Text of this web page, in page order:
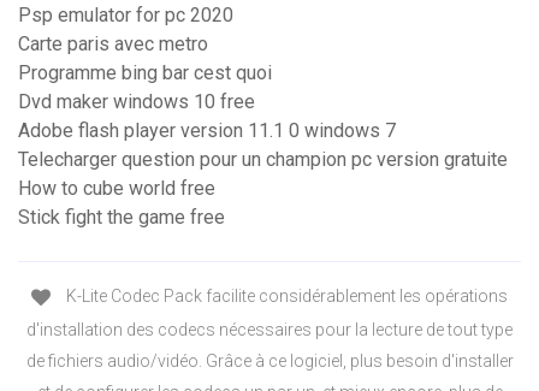
Psp emulator for pc 2020
Carte paris avec metro
Programme bing bar cest quoi
Dvd maker windows 10 free
Adobe flash player version 11.1 0 windows 7
Telecharger question pour un champion pc version gratuite
How to cube world free
Stick fight the game free
K-Lite Codec Pack facilite considérablement les opérations
d'installation des codecs nécessaires pour la lecture de tout type
de fichiers audio/vidéo. Grâce à ce logiciel, plus besoin d'installer